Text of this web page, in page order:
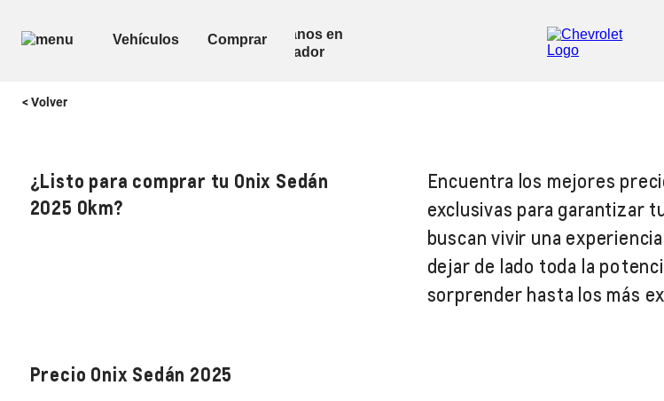
< Volver
¿Listo para comprar tu Onix Sedán
2025 0km?
Encuentra los mejores
exclusivas para garantizar
buscan vivir una
dejar de lado toda la
sorprender hasta los más
Precio Onix Sedán 2025